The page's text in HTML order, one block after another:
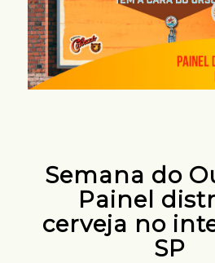
Semana do
Painel
cerveja no
SP